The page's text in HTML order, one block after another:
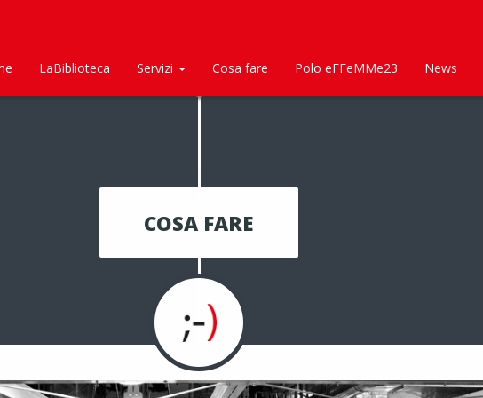
LaBiblioteca Servizi Cosa fare Polo eFFeMMe23 News
COSA FARE